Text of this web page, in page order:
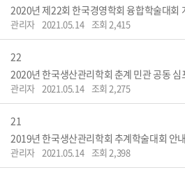
2020년 제22회 한국경영학회 융합학술대회
관리자 2021.05.14 조회 2,415
22
2020년 한국생산관리학회 춘계 민관 공동 심
관리자 2021.05.14 조회 2,275
21
2019년 한국생산관리학회 추계학술대회 안내
관리자 2021.05.14 조회 2,398